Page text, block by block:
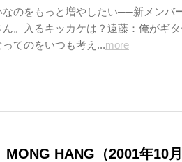
のをもっと増やしたい──新メンバ
。入るキッカケは？遠藤：俺がギ
てのをいつも考え...more
MONG HANG（2001年10